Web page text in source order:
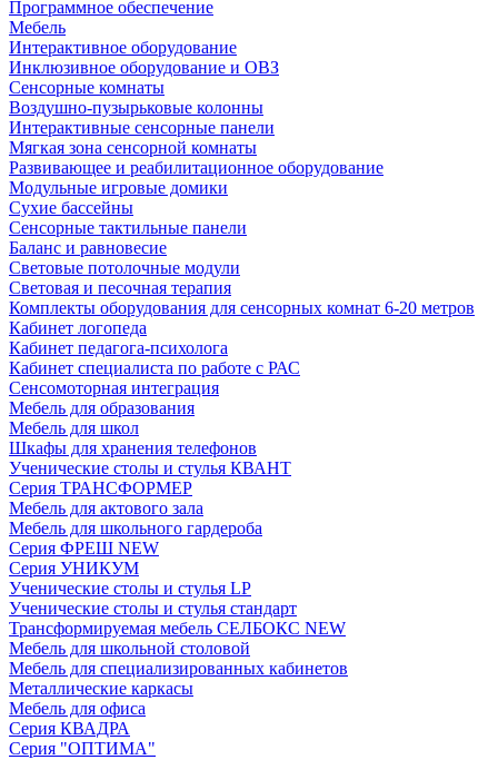
Программное обеспечение
Мебель
Интерактивное оборудование
Инклюзивное оборудование и ОВЗ
Cенсорные комнаты
Воздушно-пузырьковые колонны
Интерактивные сенсорные панели
Мягкая зона сенсорной комнаты
Развивающее и реабилитационное оборудование
Модульные игровые домики
Сухие бассейны
Сенсорные тактильные панели
Баланс и равновесие
Световые потолочные модули
Световая и песочная терапия
Комплекты оборудования для сенсорных комнат 6-20 метров
Кабинет логопеда
Кабинет педагога-психолога
Кабинет специалиста по работе с РАС
Сенсомоторная интеграция
Мебель для образования
Мебель для школ
Шкафы для хранения телефонов
Ученические столы и стулья КВАНТ
Серия ТРАНСФОРМЕР
Мебель для актового зала
Мебель для школьного гардероба
Серия ФРЕШ NEW
Серия УНИКУМ
Ученические столы и стулья LP
Ученические столы и стулья стандарт
Трансформируемая мебель СЕЛБОКС NEW
Мебель для школьной столовой
Мебель для специализированных кабинетов
Металлические каркасы
Мебель для офиса
Серия КВАДРА
Серия "ОПТИМА"